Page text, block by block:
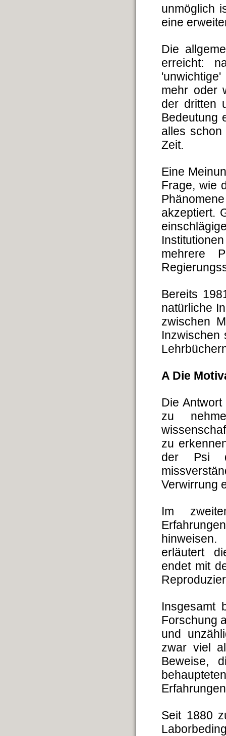
unmöglich
eine
Die
erreicht:
mehr oder
der dritten
Bedeutung
alles schon
Zeit.
Eine
Frage, wie
akzeptiert.
mehrere
Bereits
natürliche
zwischen
Inzwischen
A Die
Die
zu
zu
der Psi
Verwirrung
Im
erläutert
endet mit
Insgesamt
Forschung
und
zwar viel
Beweise,
Seit 1880